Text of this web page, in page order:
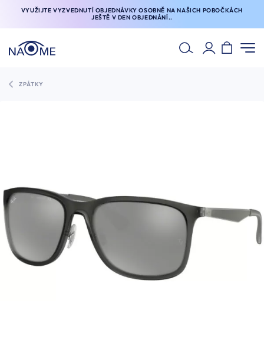
VYUŽIJTE VYZVEDNUTÍ OBJEDNÁVKY OSOBNĚ NA NAŠICH POBOČKÁCH
JEŠTĚ V DEN OBJEDNÁNÍ..
ZPÁTKY